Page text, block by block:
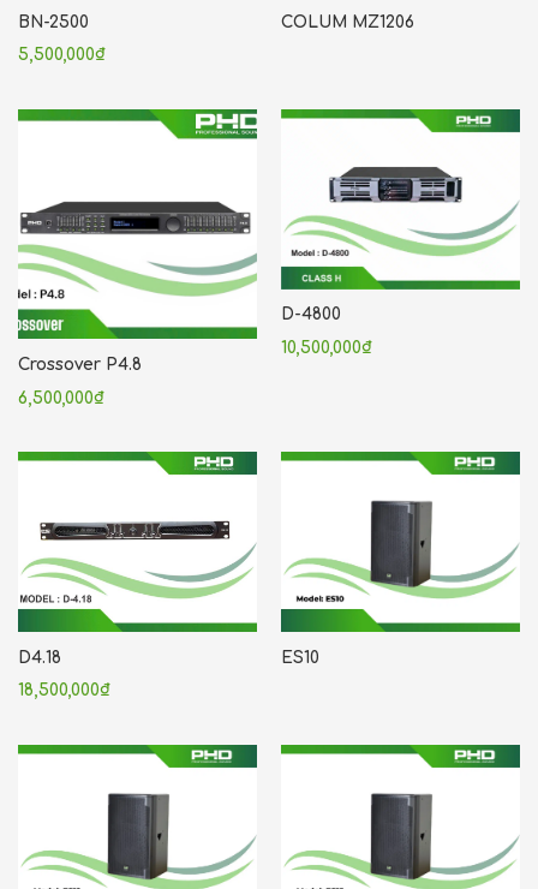
BN-2500
5,500,000₫
COLUM MZ1206
Crossover P4.8
6,500,000₫
D-4800
10,500,000₫
D4.18
18,500,000₫
ES10